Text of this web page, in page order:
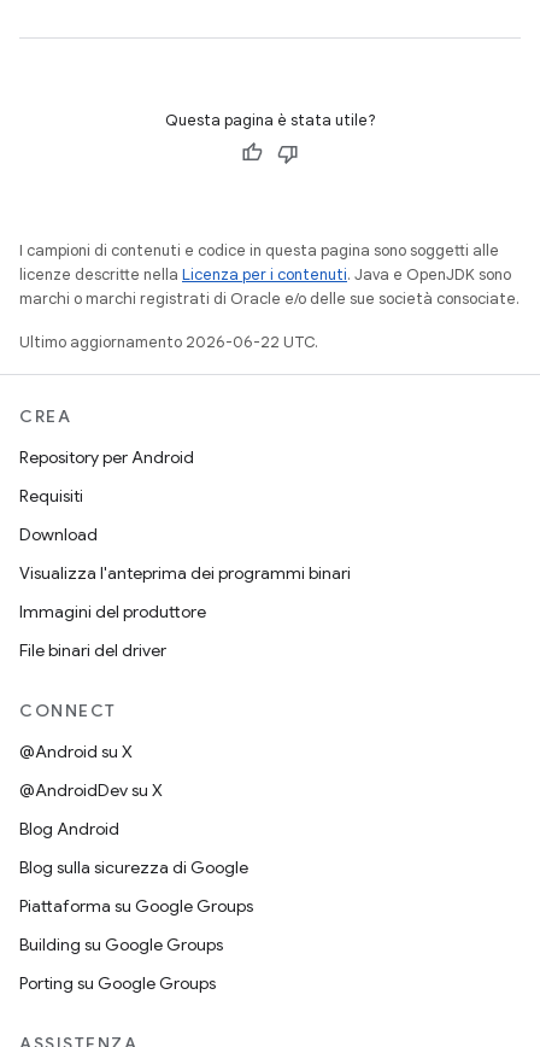
Questa pagina è stata utile?
I campioni di contenuti e codice in questa pagina sono soggetti alle
licenze descritte nella Licenza per i contenuti. Java e OpenJDK sono
marchi o marchi registrati di Oracle e/o delle sue società consociate.
Ultimo aggiornamento 2026-06-22 UTC.
CREA
Repository per Android
Requisiti
Download
Visualizza l'anteprima dei programmi binari
Immagini del produttore
File binari del driver
CONNECT
@Android su X
@AndroidDev su X
Blog Android
Blog sulla sicurezza di Google
Piattaforma su Google Groups
Building su Google Groups
Porting su Google Groups